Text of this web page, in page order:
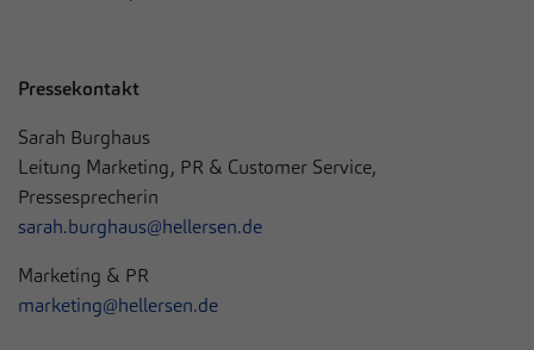
Pressekontakt
Sarah Burghaus
Leitung Marketing, PR & Customer Service,
Pressesprecherin
sarah.burghaus@hellersen.de
Marketing & PR
marketing@hellersen.de